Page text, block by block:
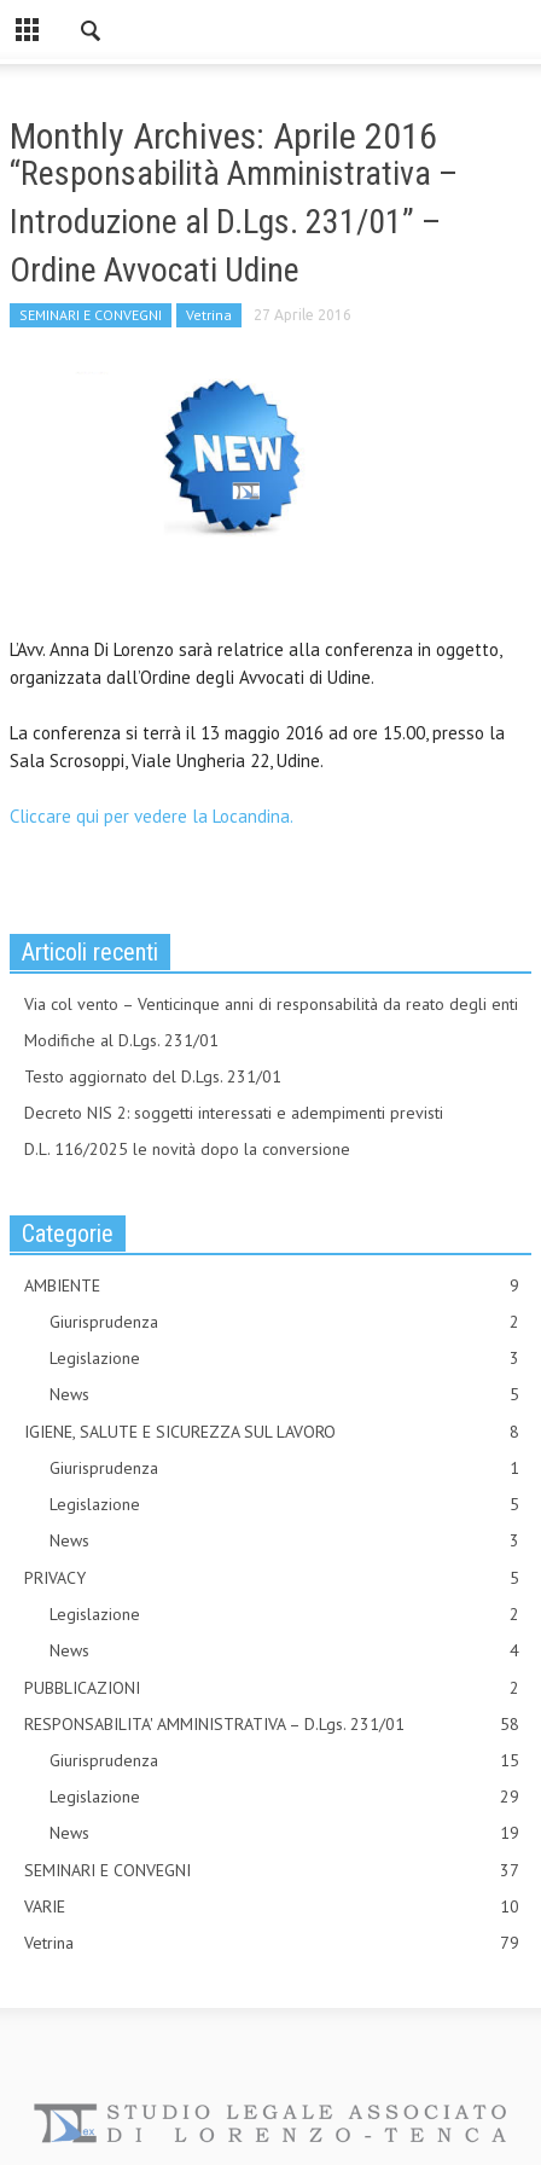
Monthly Archives: Aprile 2016
“Responsabilità Amministrativa –
Introduzione al D.Lgs. 231/01” –
Ordine Avvocati Udine
SEMINARI E CONVEGNI Vetrina 27 Aprile 2016
L’Avv. Anna Di Lorenzo sarà relatrice alla conferenza in oggetto,
organizzata dall’Ordine degli Avvocati di Udine.
La conferenza si terrà il 13 maggio 2016 ad ore 15.00, presso la
Sala Scrosoppi, Viale Ungheria 22, Udine.
Cliccare qui per vedere la Locandina.
Articoli recenti
Via col vento – Venticinque anni di responsabilità da reato degli enti
Modifiche al D.Lgs. 231/01
Testo aggiornato del D.Lgs. 231/01
Decreto NIS 2: soggetti interessati e adempimenti previsti
D.L. 116/2025 le novità dopo la conversione
Categorie
AMBIENTE
9
Giurisprudenza
2
Legislazione
3
News
5
IGIENE, SALUTE E SICUREZZA SUL LAVORO
8
Giurisprudenza
1
Legislazione
5
News
3
PRIVACY
5
Legislazione
2
News
4
PUBBLICAZIONI
2
RESPONSABILITA' AMMINISTRATIVA – D.Lgs. 231/01
58
Giurisprudenza
15
Legislazione
29
News
19
SEMINARI E CONVEGNI
37
VARIE
10
Vetrina
79